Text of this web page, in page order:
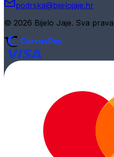
podrska@bijelojaje.hr
© 2026 Bijelo Jaje. Sva